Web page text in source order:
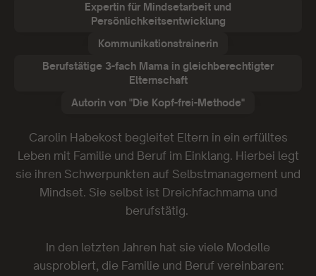
Expertin für Mindsetarbeit und
Persönlichkeitsentwicklung
Kommunikationstrainerin
Berufstätige 3-fach Mama in gleichberechtigter
Elternschaft
Autorin von "Die Kopf-frei-Methode"
Carolin Habekost begleitet Eltern in ein erfülltes
Leben mit Familie und Beruf im Einklang. Hierbei legt
sie ihren Schwerpunkten auf Selbstmanagement und
Mindset. Sie selbst ist Dreichfachmama und
berufstätig.
In den letzten Jahren hat sie viele Modelle
ausprobiert, die Familie und Beruf vereinbaren: